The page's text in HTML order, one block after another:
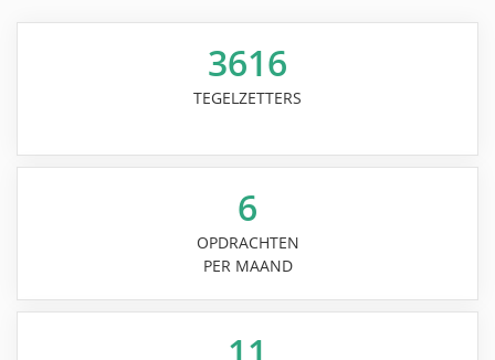
3616
TEGELZETTERS
6
OPDRACHTEN
PER MAAND